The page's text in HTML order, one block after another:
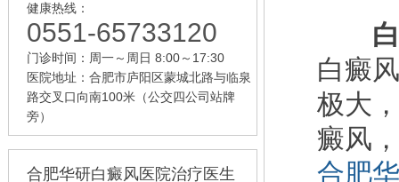
健康热线：
0551-65733120
门诊时间：周一～周日 8:00～17:30
医院地址：合肥市庐阳区蒙城北路与临泉
路交叉口向南100米（公交四公司站牌
旁）
合肥华研白癜风医院治疗医生
白癜
极大
癜风
合肥